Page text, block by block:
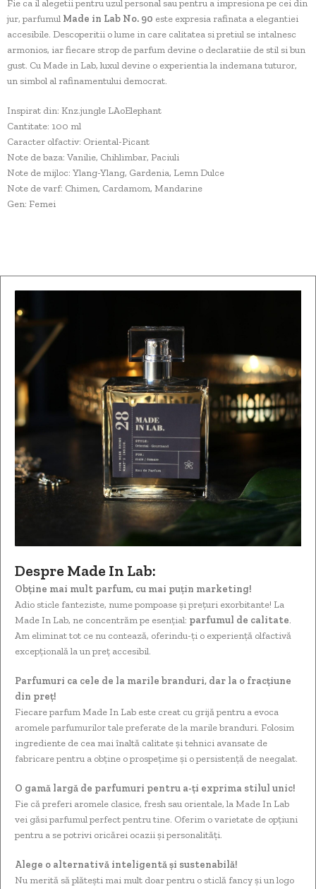
Fie ca il alegetii pentru uzul personal sau pentru a impresiona pe cei din
jur, parfumul Made in Lab No. 90 este expresia rafinata a elegantiei
accesibile. Descoperitii o lume in care calitatea si pretiul se intalnesc
armonios, iar fiecare strop de parfum devine o declaratiie de stil si bun
gust. Cu Made in Lab, luxul devine o experientia la indemana tuturor,
un simbol al rafinamentului democrat.
Inspirat din: Knz.jungle LAoElephant
Cantitate: 100 ml
Caracter olfactiv: Oriental-Picant
Note de baza: Vanilie, Chihlimbar, Paciuli
Note de mijloc: Ylang-Ylang, Gardenia, Lemn Dulce
Note de varf: Chimen, Cardamom, Mandarine
Gen: Femei
Despre Made In Lab:
Obține mai mult parfum, cu mai puțin marketing!
Adio sticle fanteziste, nume pompoase și prețuri exorbitante! La
Made In Lab, ne concentrăm pe esențial: parfumul de calitate.
Am eliminat tot ce nu contează, oferindu-ți o experiență olfactivă
excepțională la un preț accesibil.
Parfumuri ca cele de la marile branduri, dar la o fracțiune
din preț!
Fiecare parfum Made In Lab este creat cu grijă pentru a evoca
aromele parfumurilor tale preferate de la marile branduri. Folosim
ingrediente de cea mai înaltă calitate și tehnici avansate de
fabricare pentru a obține o prospețime și o persistență de neegalat.
O gamă largă de parfumuri pentru a-ți exprima stilul unic!
Fie că preferi aromele clasice, fresh sau orientale, la Made In Lab
vei găsi parfumul perfect pentru tine. Oferim o varietate de opțiuni
pentru a se potrivi oricărei ocazii și personalități.
Alege o alternativă inteligentă și sustenabilă!
Nu merită să plătești mai mult doar pentru o sticlă fancy și un logo